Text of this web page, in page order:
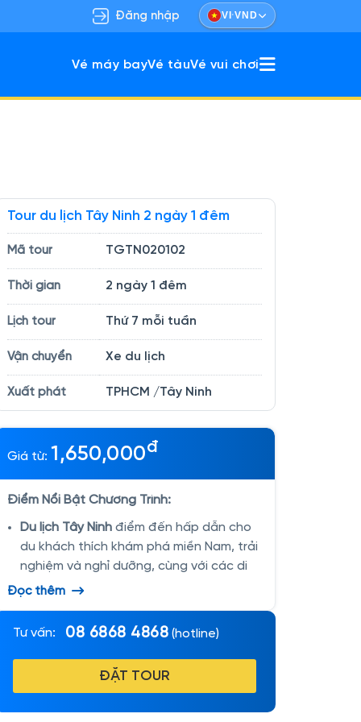
Đăng nhập VI ·VND
Vé máy bayVé tàuVé vui chơi
Tour du lịch Tây Ninh 2 ngày 1 đêm
Mã tour TGTN020102
Thời gian 2 ngày 1 đêm
Lịch tour Thứ 7 mỗi tuần
Vận chuyển Xe du lịch
Xuất phát TPHCM /Tây Ninh
Giá từ: 1,650,000đ
Điểm Nổi Bật Chương Trình:
Du lịch Tây Ninh điểm đến hấp dẫn cho
du khách thích khám phá miền Nam, trải
nghiệm và nghỉ dưỡng, cùng với các di
tích lịch sử khiến cho Tây Ninh trở thành
Nam mà còn ở cả Thế Giới.
của Hitour khởi hành từ TP Hồ Chí
Minh đáp ứng mọi nhu cầu của khách
Đọc thêm
Tư vấn: 08 6868 4868 (hotline)
ĐẶT TOUR